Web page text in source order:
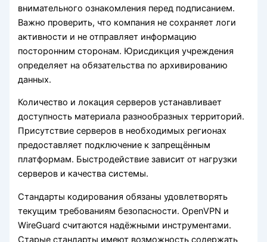
внимательного ознакомления перед подписанием.
Важно проверить, что компания не сохраняет логи
активности и не отправляет информацию
посторонним сторонам. Юрисдикция учреждения
определяет на обязательства по архивированию
данных.
Количество и локация серверов устанавливает
доступность материала разнообразных территорий.
Присутствие серверов в необходимых регионах
предоставляет подключение к запрещённым
платформам. Быстродействие зависит от нагрузки
серверов и качества системы.
Стандарты кодирования обязаны удовлетворять
текущим требованиям безопасности. OpenVPN и
WireGuard считаются надёжными инструментами.
Старые стандарты имеют возможность содержать